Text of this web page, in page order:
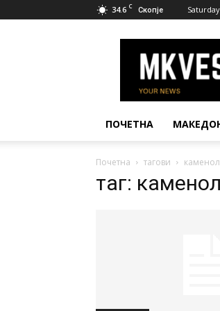
34.6 C Скопје
Вести
ПОЧЕТНА
Почетна тагови
таг: